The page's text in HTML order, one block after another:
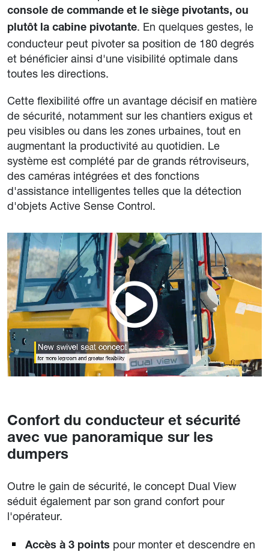
console de commande et le siège pivotants, ou
plutôt la cabine pivotante. En quelques gestes, le
conducteur peut pivoter sa position de 180 degrés
et bénéficier ainsi d'une visibilité optimale dans
toutes les directions.
Cette flexibilité offre un avantage décisif en matière
de sécurité, notamment sur les chantiers exigus et
peu visibles ou dans les zones urbaines, tout en
augmentant la productivité au quotidien. Le
système est complété par de grands rétroviseurs,
des caméras intégrées et des fonctions
d'assistance intelligentes telles que la détection
d'objets Active Sense Control.
Confort du conducteur et sécurité
avec vue panoramique sur les
dumpers
Outre le gain de sécurité, le concept Dual View
séduit également par son grand confort pour
l'opérateur.
Accès à 3 points pour monter et descendre en